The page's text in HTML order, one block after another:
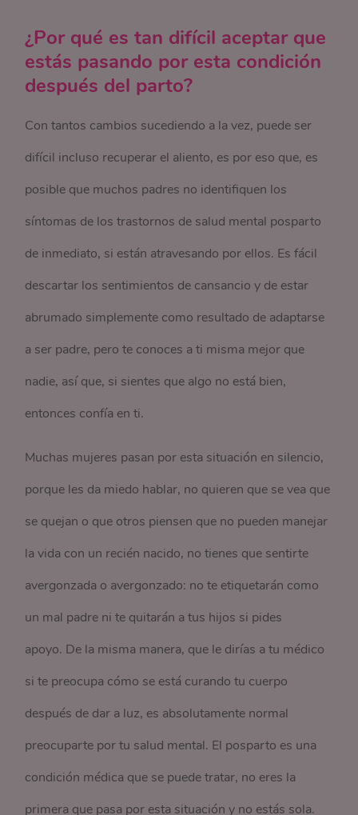
¿Por qué es tan difícil aceptar que
estás pasando por esta condición
después del parto?
Con tantos cambios sucediendo a la vez, puede ser
difícil incluso recuperar el aliento, es por eso que, es
posible que muchos padres no identifiquen los
síntomas de los trastornos de salud mental posparto
de inmediato, si están atravesando por ellos. Es fácil
descartar los sentimientos de cansancio y de estar
abrumado simplemente como resultado de adaptarse
a ser padre, pero te conoces a ti misma mejor que
nadie, así que, si sientes que algo no está bien,
entonces confía en ti.
Muchas mujeres pasan por esta situación en silencio,
porque les da miedo hablar, no quieren que se vea que
se quejan o que otros piensen que no pueden manejar
la vida con un recién nacido, no tienes que sentirte
avergonzada o avergonzado: no te etiquetarán como
un mal padre ni te quitarán a tus hijos si pides
apoyo. De la misma manera, que le dirías a tu médico
si te preocupa cómo se está curando tu cuerpo
después de dar a luz, es absolutamente normal
preocuparte por tu salud mental. El posparto es una
condición médica que se puede tratar, no eres la
primera que pasa por esta situación y no estás sola.